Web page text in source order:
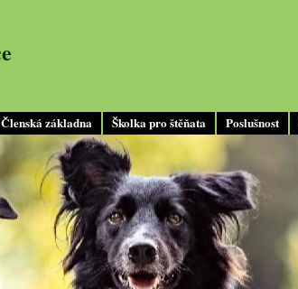
Členská základna Školka pro štěňata Poslušnost